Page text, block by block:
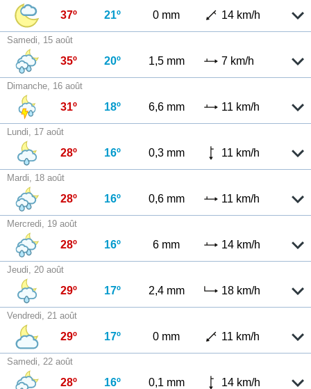
37º 21º 0 mm 14 km/h
Samedi, 15 août
35º 20º 1,5 mm 7 km/h
Dimanche, 16 août
31º 18º 6,6 mm 11 km/h
Lundi, 17 août
28º 16º 0,3 mm 11 km/h
Mardi, 18 août
28º 16º 0,6 mm 11 km/h
Mercredi, 19 août
28º 16º 6 mm 14 km/h
Jeudi, 20 août
29º 17º 2,4 mm 18 km/h
Vendredi, 21 août
29º 17º 0 mm 11 km/h
Samedi, 22 août
28º 16º 0,1 mm 14 km/h